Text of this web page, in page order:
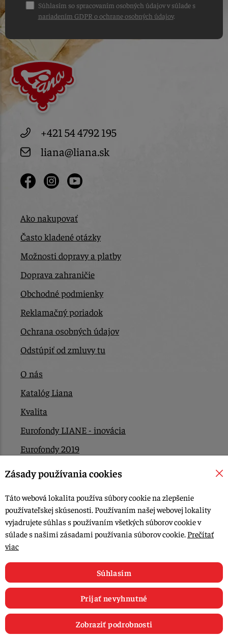
Súhlasím so spracovaním osobných údajov v súlade s
nariadením GDPR o ochrane osobných údajov.
+421 54 4792 195
liana@liana.sk
Ako nakupovať
Často kladené otázky
Možnosti dopravy a platby
Doprava zahraničie
Obchodné podmienky
Reklamačný poriadok
Ochrana osobných údajov
Odstúpiť od zmluvy tu
O nás
Katalóg Liana
Kvalita
Eurofondy LIANE - inovácia
Eurofondy 2019
Eurofondy 2022/2023
Kontakt
© 2015-2026, LIANA GOLIAŠ s.r.o. všetky práva vyhradené.
Upraviť nastavenia Cookies
Zásady používania cookies
Táto webová lokalita používa súbory cookie na zlepšenie
používateľskej skúsenosti. Používaním našej webovej lokality
vyjadrujete súhlas s používaním všetkých súborov cookie v
súlade s našimi zásadami používania súborov cookie. Prečítať
viac
Súhlasím
Prijať nevyhnutné
Zobraziť podrobnosti